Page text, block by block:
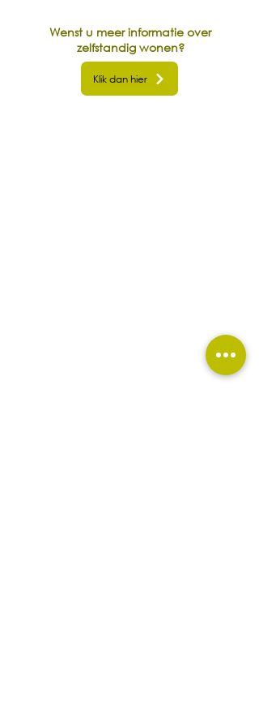
Wenst u meer informatie over
zelfstandig wonen?
Klik dan hier